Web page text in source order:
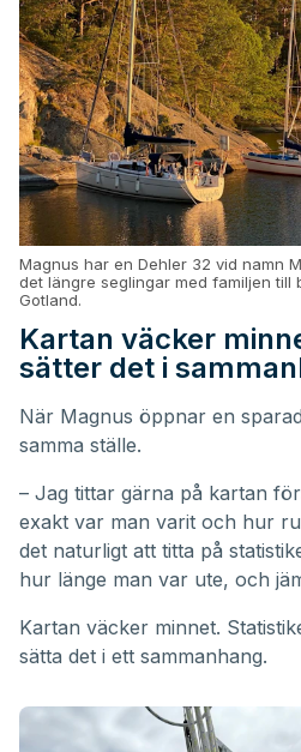
Magnus har en Dehler 32 vid namn
det längre seglingar med familjen till
Gotland.
Kartan väcker
sätter det i
När Magnus öppnar en
samma ställe.
– Jag tittar gärna på kartan
exakt var man varit och hur
det naturligt att titta på
hur länge man var ute, och
Kartan väcker minnet.
sätta det i ett sammanhang.